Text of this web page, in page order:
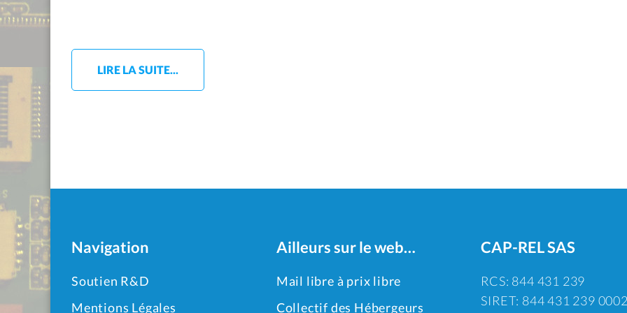
LIRE LA SUITE...
Navigation
Soutien R&D
Mentions Légales
Ailleurs sur le web…
Mail libre à prix libre
Collectif des Hébergeurs
CAP-REL SAS
RCS: 844 431 239
SIRET: 844 431 239